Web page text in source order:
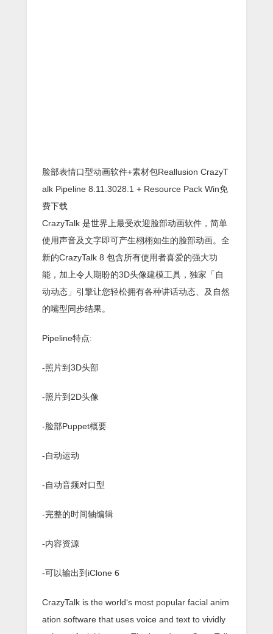
脸部表情口型动画软件+素材包Reallusion CrazyT
alk Pipeline 8.11.3028.1 + Resource Pack Win免
费下载
CrazyTalk 是世界上最受欢迎脸部动画软件，简单
使用声音及文字即可产生栩栩如生的脸部动画。全
新的CrazyTalk 8 包含所有使用者喜爱的强大功
能，加上令人期盼的3D头像建模工具，独家「自
动动态」引擎让您轻松拥有各种讲话动态、及自然
的嘴型同步结果。
Pipeline特点:
-照片到3D头部
-照片到2D头像
-脸部Puppet概要
-自动运动
-自动音频对口型
-完整的时间轴编辑
-内容资源
-可以输出到iClone 6
CrazyTalk is the world‘s most popular facial anim
ation software that uses voice and text to vividly